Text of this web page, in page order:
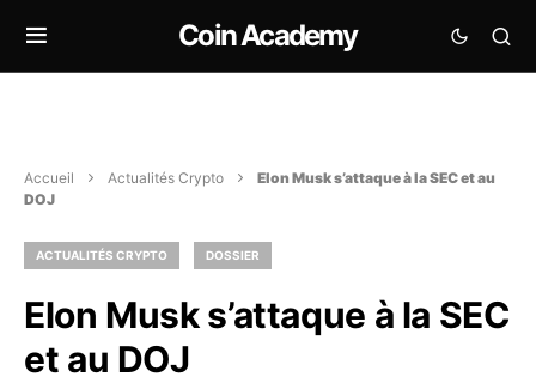
Coin Academy
Accueil Actualités Crypto
Elon Musk s’attaque à la SEC et au
DOJ
ACTUALITÉS CRYPTO DOSSIER
Elon Musk s’attaque à la SEC
et au DOJ